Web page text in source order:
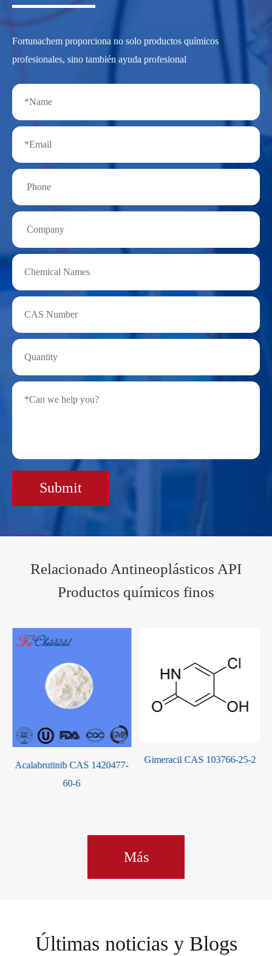
Fortunachem proporciona no solo productos químicos
profesionales, sino también ayuda profesional
Submit
Relacionado Antineoplásticos API
Productos químicos finos
Acalabrutinib CAS 1420477-
60-6
Gimeracil CAS 103766-25-2
Más
Últimas noticias y Blogs